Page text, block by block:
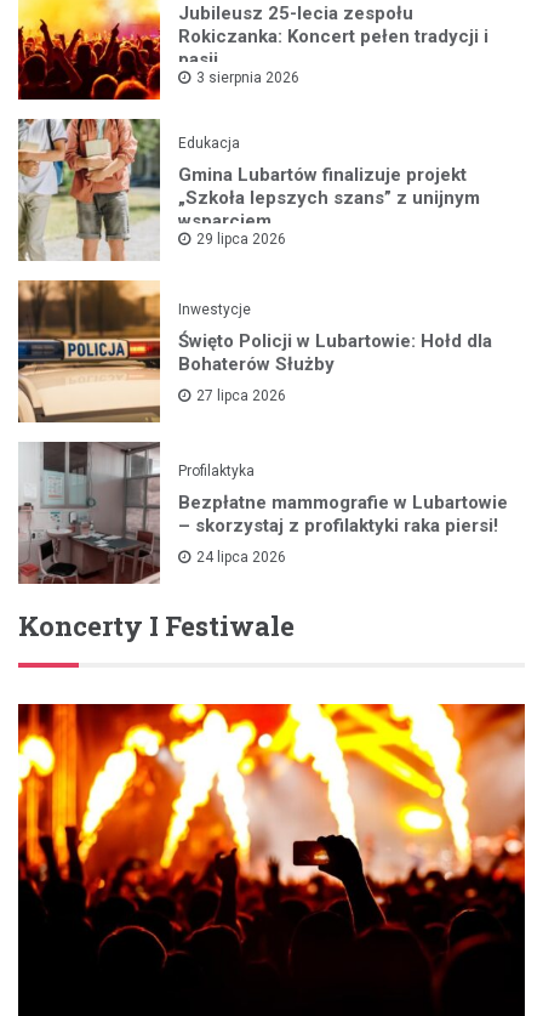
Jubileusz 25-lecia zespołu
Rokiczanka: Koncert pełen tradycji i
pasji
3 sierpnia 2026
Edukacja
Gmina Lubartów finalizuje projekt
„Szkoła lepszych szans” z unijnym
wsparciem
29 lipca 2026
Inwestycje
Święto Policji w Lubartowie: Hołd dla
Bohaterów Służby
27 lipca 2026
Profilaktyka
Bezpłatne mammografie w Lubartowie
– skorzystaj z profilaktyki raka piersi!
24 lipca 2026
Koncerty I Festiwale